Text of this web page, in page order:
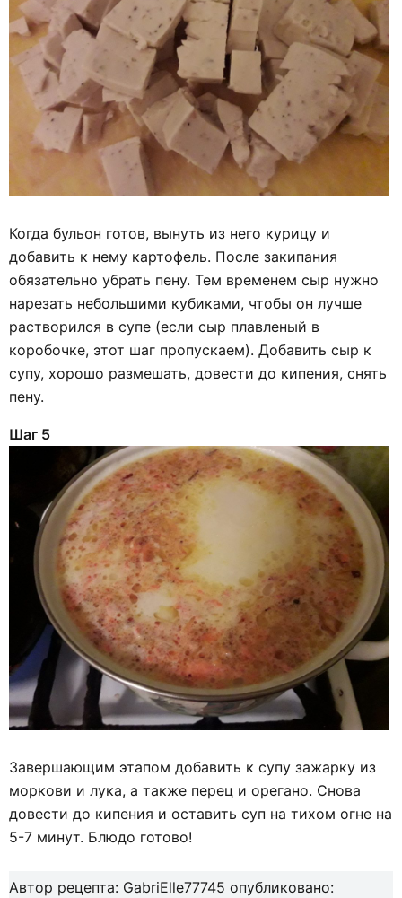
Когда бульон готов, вынуть из него курицу и
добавить к нему картофель. После закипания
обязательно убрать пену. Тем временем сыр нужно
нарезать небольшими кубиками, чтобы он лучше
растворился в супе (если сыр плавленый в
коробочке, этот шаг пропускаем). Добавить сыр к
супу, хорошо размешать, довести до кипения, снять
пену.
Шаг 5
Завершающим этапом добавить к супу зажарку из
моркови и лука, а также перец и орегано. Снова
довести до кипения и оставить суп на тихом огне на
5-7 минут. Блюдо готово!
Автор рецепта: GabriElle77745 опубликовано: